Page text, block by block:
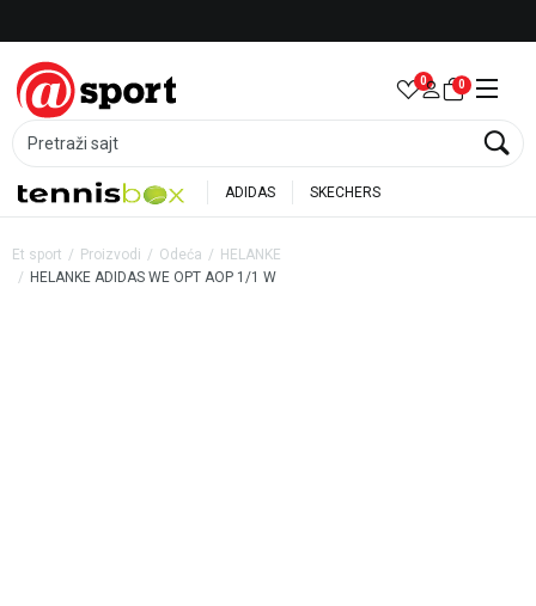
Pretraži sajt
0 0
ADIDAS SKECHERS
Et sport Proizvodi Odeća
HELANKE
HELANKE ADIDAS WE OPT AOP 1/1 W